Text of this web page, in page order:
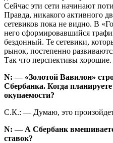
Сейчас эти сети начинают
Правда, никакого активного
сетевиков пока не видно. В
него сформировавшийся
бездонный. Те сетевики,
рынок, постепенно
Так что перспективы хорошие.
N: — «Золотой Вавилон»
Сбербанка. Когда
окупаемости?
С.К.: — Думаю, это произойдет
N: — А Сбербанк
ставок?